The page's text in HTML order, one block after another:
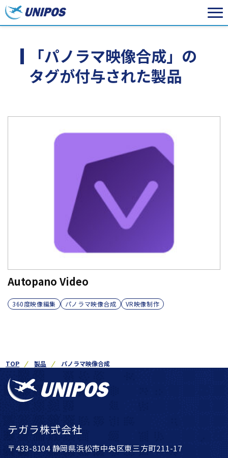
「パノラマ映像合成」の
タグが付与された製品
Autopano Video
360度映像編集 パノラマ映像合成 VR映像制作
TOP 製品 パノラマ映像合成
テガラ株式会社
〒433-8104 静岡県浜松市中央区東三方町211-17